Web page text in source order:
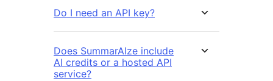
Do I need an API key?
Does SummarAIze include
AI credits or a hosted API
service?